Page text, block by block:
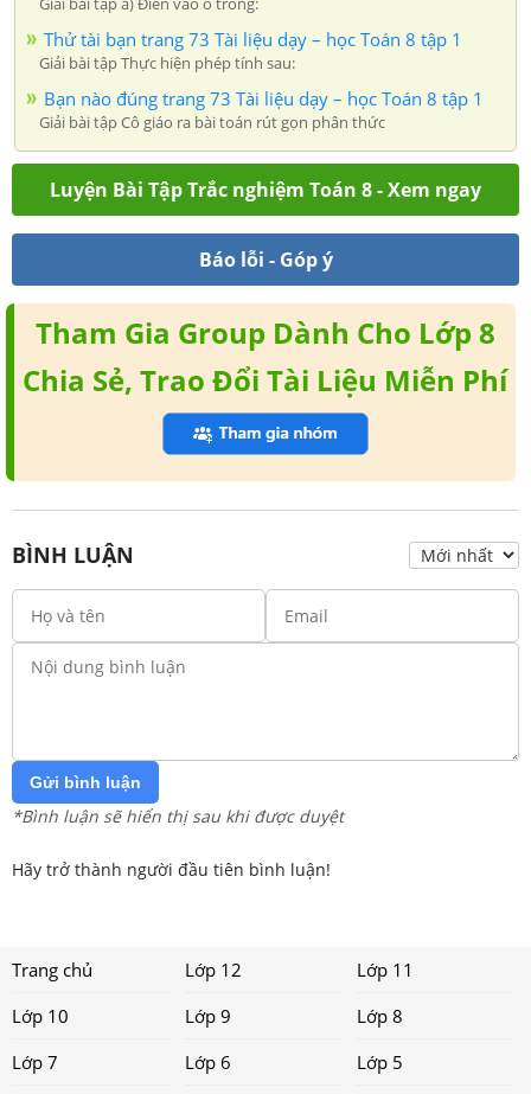
Thử tài bạn trang 73 Tài liệu dạy – học Toán 8 tập 1
Giải bài tập Thực hiện phép tính sau:
Bạn nào đúng trang 73 Tài liệu dạy – học Toán 8 tập 1
Giải bài tập Cô giáo ra bài toán rút gọn phân thức
Luyện Bài Tập Trắc nghiệm Toán 8 - Xem ngay
Báo lỗi - Góp ý
Tham Gia Group Dành Cho Lớp 8
Chia Sẻ, Trao Đổi Tài Liệu Miễn Phí
BÌNH LUẬN
Gửi bình luận
*Bình luận sẽ hiển thị sau khi được duyệt
Hãy trở thành người đầu tiên bình luận!
Trang chủ Lớp 12
Lớp 11
Lớp 10
Lớp 9
Lớp 8
Lớp 7
Lớp 6 Lớp 5